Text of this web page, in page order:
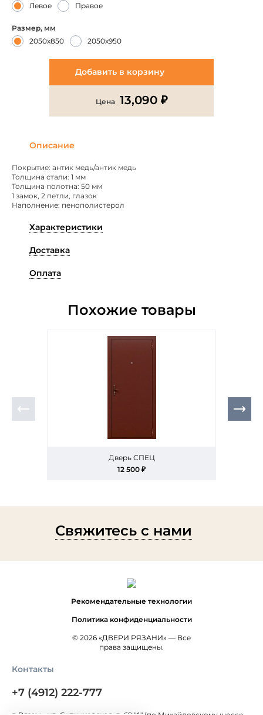
Левое
Правое
Размер, мм
2050х850
2050х950
Добавить в корзину
Цена 13,090 ₽
Описание
Покрытие: антик медь/антик медь
Толщина стали: 1 мм
Толщина полотна: 50 мм
1 замок, 2 петли, глазок
Наполнение: пенополистерол
Характеристики
Доставка
Оплата
Похожие товары
Дверь СПЕЦ
12 500 ₽
Свяжитесь с нами
Рекомендательные технологии
Политика конфиденциальности
© 2026 «ДВЕРИ РЯЗАНИ» — Все
права защищены.
Контакты
+7 (4912) 222-777